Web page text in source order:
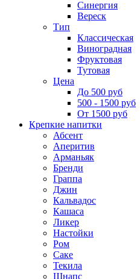
Синергия
Вереск
Тип
Классическая
Виноградная
Фруктовая
Тутовая
Цена
До 500 руб
500 - 1500 руб
От 1500 руб
Крепкие напитки
Абсент
Аперитив
Арманьяк
Бренди
Граппа
Джин
Кальвадос
Кашаса
Ликер
Настойки
Ром
Саке
Текила
Шнапс